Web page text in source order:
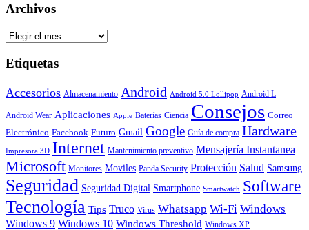
Archivos
Archivos
Etiquetas
Accesorios Almacenamiento Android Android 5.0 Lollipop Android L
Android Wear Aplicaciones Apple Baterías Ciencia Consejos Correo
Electrónico Facebook Futuro Gmail Google Guía de compra Hardware
Impresora 3D Internet Mantenimiento preventivo Mensajería Instantanea
Microsoft Monitores Moviles Panda Security Protección Salud Samsung
Seguridad Seguridad Digital Smartphone Smartwatch Software
Tecnología Tips Truco Virus Whatsapp Wi-Fi Windows
Windows 9 Windows 10 Windows Threshold Windows XP